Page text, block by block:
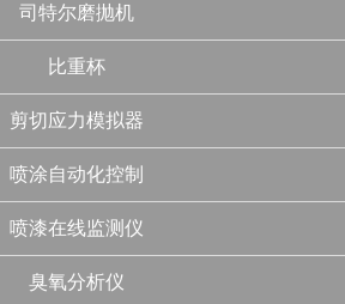
司特尔磨抛机
比重杯
剪切应力模拟器
喷涂自动化控制
喷漆在线监测仪
臭氧分析仪